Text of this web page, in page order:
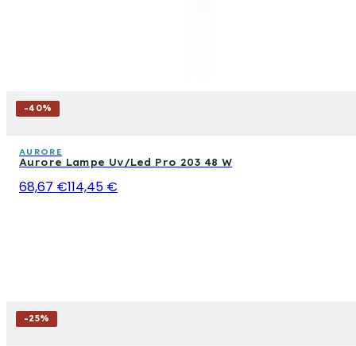
-40%
AURORE
Aurore Lampe Uv/Led Pro 203 48 W
68,67 €114,45 €
-25%